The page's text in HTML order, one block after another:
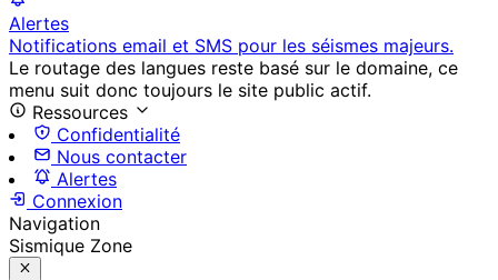
Alertes
Notifications email et SMS pour les séismes majeurs.
Le routage des langues reste basé sur le domaine, ce
menu suit donc toujours le site public actif.
Ressources
Confidentialité
Nous contacter
Alertes
Connexion
Navigation
Sismique Zone